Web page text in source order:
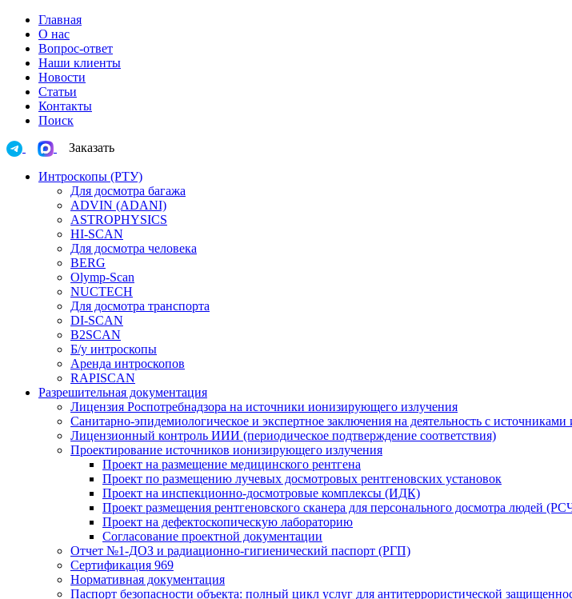
Главная
О нас
Вопрос-ответ
Наши клиенты
Новости
Статьи
Контакты
Поиск
Заказать
Интроскопы (РТУ)
Для досмотра багажа
ADVIN (ADANI)
ASTROPHYSICS
HI-SCAN
Для досмотра человека
BERG
Olymp-Scan
NUCTECH
Для досмотра транспорта
DI-SCAN
B2SCAN
Б/у интроскопы
Аренда интроскопов
RAPISCAN
Разрешительная документация
Лицензия Роспотребнадзора на источники ионизирующего излучения
Санитарно-эпидемиологическое и экспертное заключения на деятельность с
Лицензионный контроль ИИИ (периодическое подтверждение соответствия)
Проектирование источников ионизирующего излучения
Проект на размещение медицинского рентгена
Проект по размещению лучевых досмотровых рентгеновских установок
Проект на инспекционно-досмотровые комплексы (ИДК)
Проект размещения рентгеновского сканера для персонального досмотра людей
Проект на дефектоскопическую лабораторию
Согласование проектной документации
Отчет №1-ДОЗ и радиационно-гигиенический паспорт (РГП)
Сертификация 969
Нормативная документация
Паспорт безопасности объекта: полный цикл услуг для антитеррористической